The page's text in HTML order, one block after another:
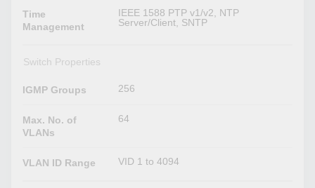
Time
Management
IEEE 1588 PTP v1/v2, NTP
Server/Client, SNTP
Switch Properties
IGMP Groups 256
Max. No. of
VLANs
64
VLAN ID Range VID 1 to 4094